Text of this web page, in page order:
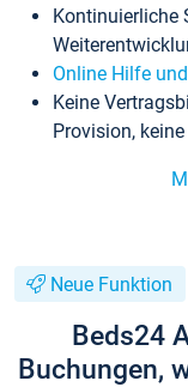
Kontinuierliche
Online Hilfe
Keine
Provision,
Neue Funktion
Beds24
Buchungen,